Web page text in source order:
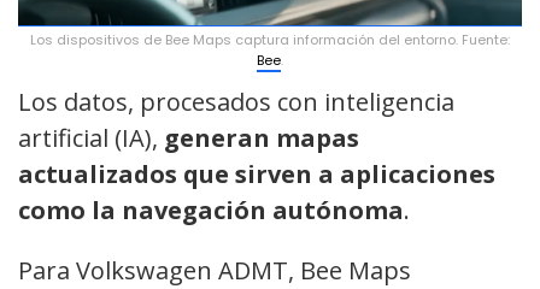
Los dispositivos de Bee Maps captura información del entorno. Fuente:
Bee.
Los datos, procesados con inteligencia
artificial (IA), generan mapas
actualizados que sirven a aplicaciones
como la navegación autónoma.
Para Volkswagen ADMT, Bee Maps